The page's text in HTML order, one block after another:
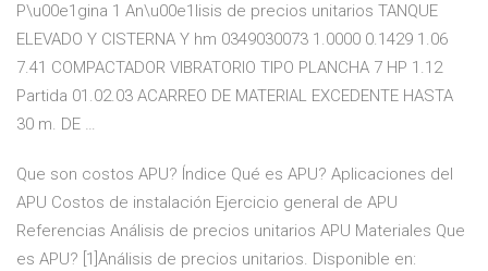
P\u00e1gina 1 An\u00e1lisis de precios unitarios TANQUE
ELEVADO Y CISTERNA Y hm 0349030073 1.0000 0.1429 1.06
7.41 COMPACTADOR VIBRATORIO TIPO PLANCHA 7 HP 1.12
Partida 01.02.03 ACARREO DE MATERIAL EXCEDENTE HASTA
30 m. DE …
Que son costos APU? Índice Qué es APU? Aplicaciones del
APU Costos de instalación Ejercicio general de APU
Referencias Análisis de precios unitarios APU Materiales Que
es APU? [1]Análisis de precios unitarios. Disponible en: